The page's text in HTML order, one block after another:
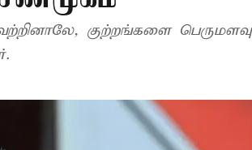
குற்றங்களை பெருமளவு